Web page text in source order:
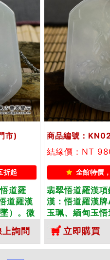
市)
折起
道羅
道羅漢
）。微
。客
吊墜玉
書
上詢問
商品編號：
結緣價：NT
全館特價
翡翠悟道羅漢
漢：悟道羅漢
玉珮、緬甸玉
綠色細糯種悟
製化訂做各種
珮項鍊。★附A
立即購買